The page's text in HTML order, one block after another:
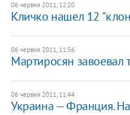
06 червня 2011, 12:20
Кличко нашел 12
06 червня 2011, 11:56
Мартиросян завоевал
06 червня 2011, 11:44
Украина — Франция.